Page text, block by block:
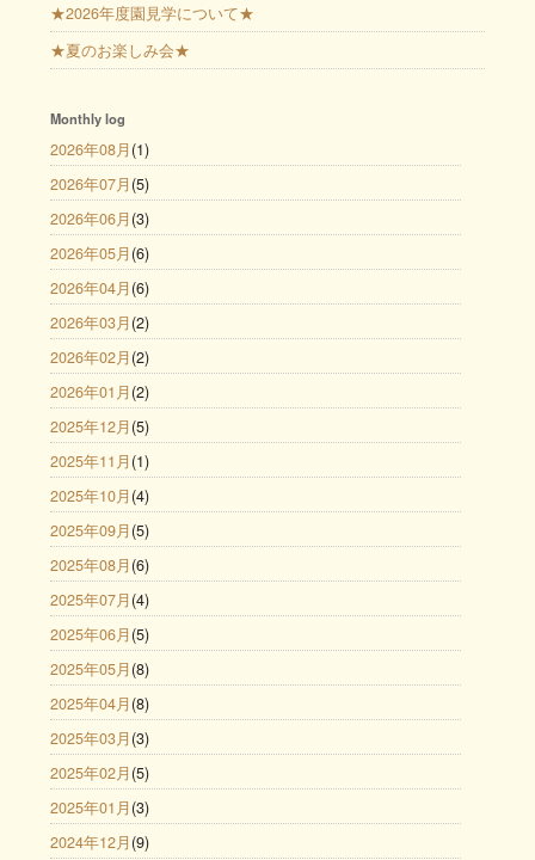
★2026年度園見学について★
★夏のお楽しみ会★
Monthly log
2026年08月 (1)
2026年07月 (5)
2026年06月 (3)
2026年05月 (6)
2026年04月 (6)
2026年03月 (2)
2026年02月 (2)
2026年01月 (2)
2025年12月 (5)
2025年11月 (1)
2025年10月 (4)
2025年09月 (5)
2025年08月 (6)
2025年07月 (4)
2025年06月 (5)
2025年05月 (8)
2025年04月 (8)
2025年03月 (3)
2025年02月 (5)
2025年01月 (3)
2024年12月 (9)